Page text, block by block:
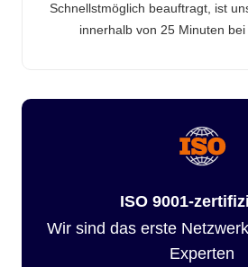
Schnellstmöglich beauftragt, ist
innerhalb von 25 Minuten
ISO 9001-
Wir sind das erste
Experten